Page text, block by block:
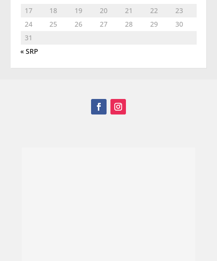
17
18 19 20 21 22
23
24
25 26 27 28 29
30
31
« SRP